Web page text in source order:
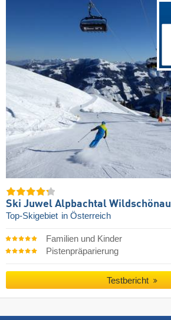
Ski Juwel Alpbachtal Wildschönau
Top-Skigebiet in Österreich
Familien und Kinder
Pistenpräparierung
Testbericht